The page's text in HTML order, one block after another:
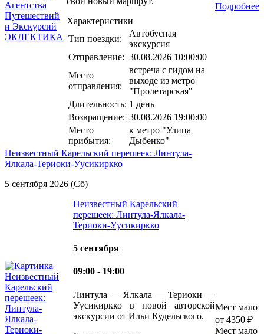
Характеристики
Тип поездки:
Автобусная
экскурсия
Отправление: 30.08.2026 10:00:00
Место
отправления:
встреча с гидом на
выходе из метро
"Пролетарская"
Длительность: 1 день
Возвращение: 30.08.2026 19:00:00
Место
прибытия:
к метро "Улица
Дыбенко"
Подробнее
Неизвестный Карельский перешеек: Линтула-
Ялкала-Териоки-Уусикиркко
5 сентября 2026 (Сб)
Неизвестный Карельский
перешеек: Линтула-Ялкала-
Териоки-Уусикиркко
5 сентября
09:00 - 19:00
Линтула — Ялкала — Териоки —
Уусикиркко в новой авторской
экскурсии от Ильи Кудельского.
Мест мало
от 4350 ₽
Мест мало